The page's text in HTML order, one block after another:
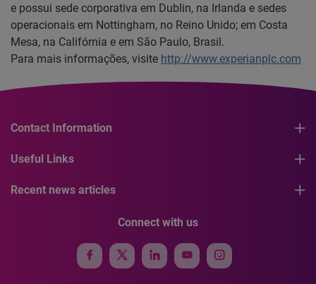
e possui sede corporativa em Dublin, na Irlanda e sedes
operacionais em Nottingham, no Reino Unido; em Costa
Mesa, na Califórnia e em São Paulo, Brasil.
Para mais informações, visite http://www.experianplc.com
Contact Information
Useful Links
Recent news articles
Connect with us